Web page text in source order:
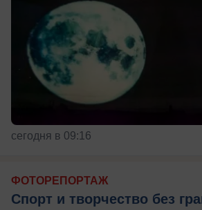
сегодня в 09:16
ФОТОРЕПОРТАЖ
Спорт и творчество без